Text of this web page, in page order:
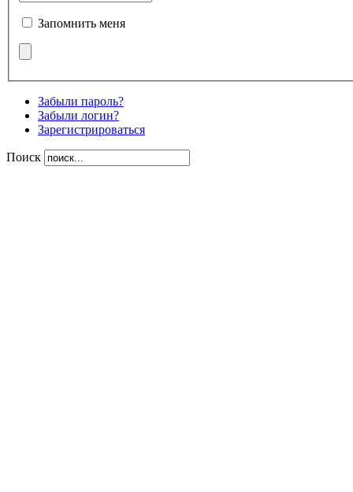
Запомнить меня
Забыли пароль?
Забыли логин?
Зарегистрироваться
Поиск